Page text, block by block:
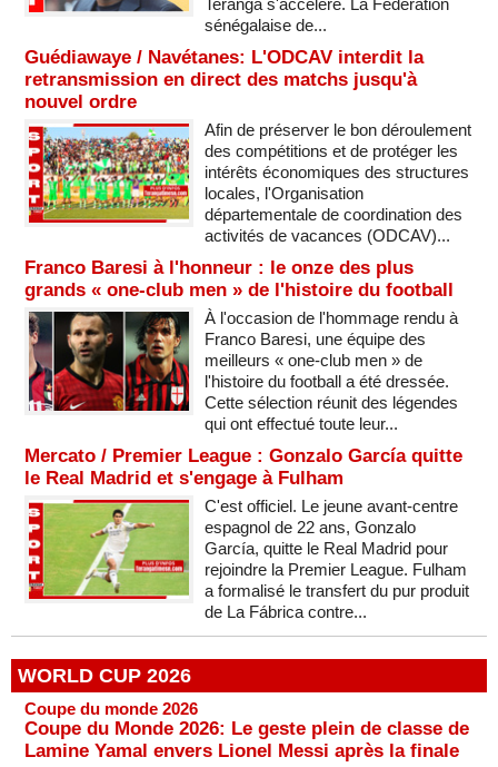
sénégalaise de...
Guédiawaye / Navétanes: L'ODCAV interdit la
retransmission en direct des matchs jusqu'à
nouvel ordre
Afin de préserver le bon déroulement
des compétitions et de protéger les
intérêts économiques des structures
locales, l'Organisation
départementale de coordination des
activités de vacances (ODCAV)...
Franco Baresi à l'honneur : le onze des plus
grands « one-club men » de l'histoire du football
À l'occasion de l'hommage rendu à
Franco Baresi, une équipe des
meilleurs « one-club men » de
l'histoire du football a été dressée.
Cette sélection réunit des légendes
qui ont effectué toute leur...
Mercato / Premier League : Gonzalo García quitte
le Real Madrid et s'engage à Fulham
C'est officiel. Le jeune avant-centre
espagnol de 22 ans, Gonzalo
García, quitte le Real Madrid pour
rejoindre la Premier League. Fulham
a formalisé le transfert du pur produit
de La Fábrica contre...
WORLD CUP 2026
Coupe du monde 2026
Coupe du Monde 2026: Le geste plein de classe de
Lamine Yamal envers Lionel Messi après la finale